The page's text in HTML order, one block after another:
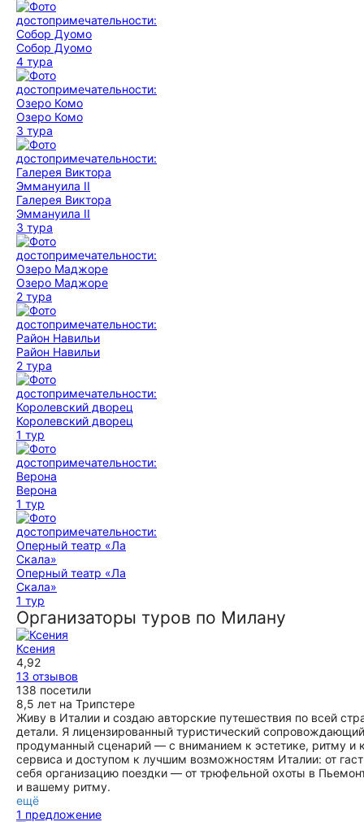
Собор Дуомо
4 тура
Озеро Комо
3 тура
Галерея Виктора
Эммануила II
3 тура
Озеро Маджоре
2 тура
Район Навильи
2 тура
Королевский дворец
1 тур
Верона
1 тур
Оперный театр «Ла
Скала»
1 тур
Организаторы туров по Милану
Ксения
4,92
13 отзывов
138 посетили
8,5 лет на Трипстере
Живу в Италии и создаю авторские путешествия по всей
детали. Я лицензированный туристический
продуманный сценарий — с вниманием к эстетике, ритму
сервиса и доступом к лучшим возможностям Италии: от
себя организацию поездки — от трюфельной охоты в
и вашему ритму.
ещё
1 предложение